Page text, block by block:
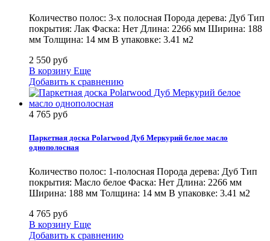
Количество полос: 3-х полосная Порода дерева: Дуб Тип
покрытия: Лак Фаска: Нет Длина: 2266 мм Ширина: 188
мм Толщина: 14 мм В упаковке: 3.41 м2
2 550 руб
В корзину Еще
Добавить к сравнению
4 765 руб
Паркетная доска Polarwood Дуб Меркурий белое масло
однополосная
Количество полос: 1-полосная Порода дерева: Дуб Тип
покрытия: Масло белое Фаска: Нет Длина: 2266 мм
Ширина: 188 мм Толщина: 14 мм В упаковке: 3.41 м2
4 765 руб
В корзину Еще
Добавить к сравнению